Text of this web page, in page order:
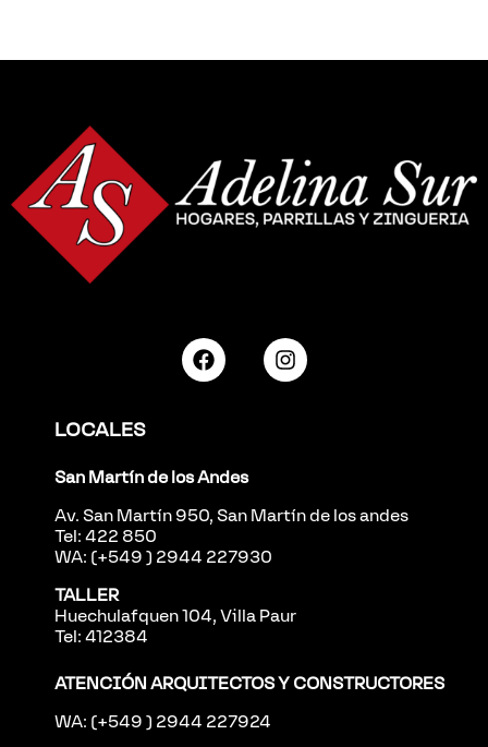
LOCALES
San Martín de los Andes
Av. San Martín 950, San Martín de los andes
Tel: 422 850
WA: (+549 ) 2944 227930
TALLER
Huechulafquen 104, Villa Paur
Tel: 412384
ATENCIÓN ARQUITECTOS Y CONSTRUCTORES
WA: (+549 ) 2944 227924